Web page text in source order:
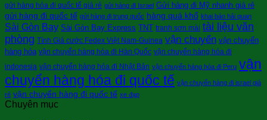
gửi hàng hóa đi quốc tế giá rẻ gửi hàng đi Israel Gửi hàng đi Mỹ nhanh giá rẻ
gửi hàng đi quốc tế gửi hàng đi trung quốc hàng quá khổ khai báo hải quan
Sài Gòn Bay Sài Gòn Bay Express TNT tranh sơn mài tài liệu văn
phòng Tính Giá cước Fedex Việt Nam-Guinea vận chuyển vận chuyển
hàng hóa vận chuyển hàng hóa đi Hàn Quốc vận chuyển hàng hóa đi
indonesia vận chuyển hàng hóa đi Nhật Bản vận chuyển hàng hóa đi Peru vận
chuyển hàng hóa đi quốc tế vận chuyển hàng đi israel giá
rẻ vận chuyển hàng đi quốc tế xe đạp
Chuyên mục